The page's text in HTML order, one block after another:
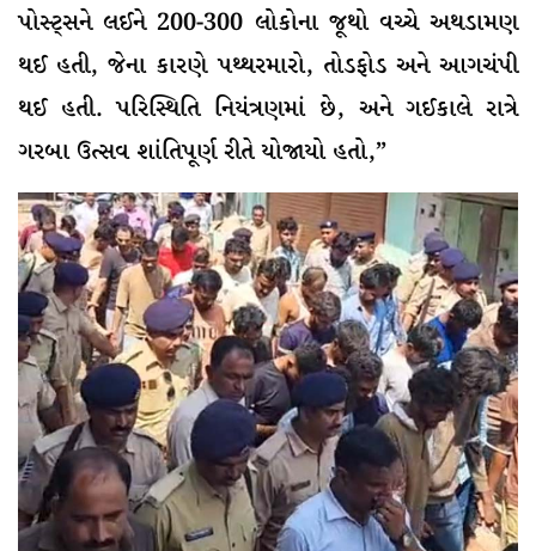
પોસ્ટ્સને લઈને 200-300 લોકોના જૂથો વચ્ચે અથડામણ
થઈ હતી, જેના કારણે પથ્થરમારો, તોડફોડ અને આગચંપી
થઈ હતી. પરિસ્થિતિ નિયંત્રણમાં છે, અને ગઈકાલે રાત્રે
ગરબા ઉત્સવ શાંતિપૂર્ણ રીતે યોજાયો હતો,”